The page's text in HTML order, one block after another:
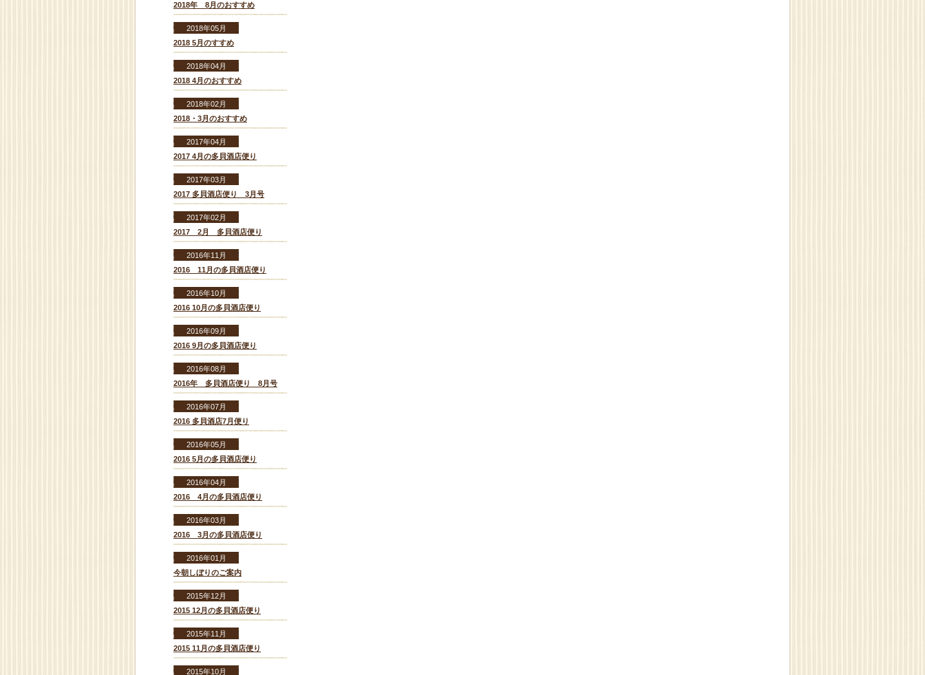
2018年 8月のおすすめ
2018年05月
2018 5月のすすめ
2018年04月
2018 4月のおすすめ
2018年02月
2018・3月のおすすめ
2017年04月
2017 4月の多貝酒店便り
2017年03月
2017 多貝酒店便り 3月号
2017年02月
2017 2月 多貝酒店便り
2016年11月
2016 11月の多貝酒店便り
2016年10月
2016 10月の多貝酒店便り
2016年09月
2016 9月の多貝酒店便り
2016年08月
2016年 多貝酒店便り 8月号
2016年07月
2016 多貝酒店7月便り
2016年05月
2016 5月の多貝酒店便り
2016年04月
2016 4月の多貝酒店便り
2016年03月
2016 3月の多貝酒店便り
2016年01月
今朝しぼりのご案内
2015年12月
2015 12月の多貝酒店便り
2015年11月
2015 11月の多貝酒店便り
2015年10月